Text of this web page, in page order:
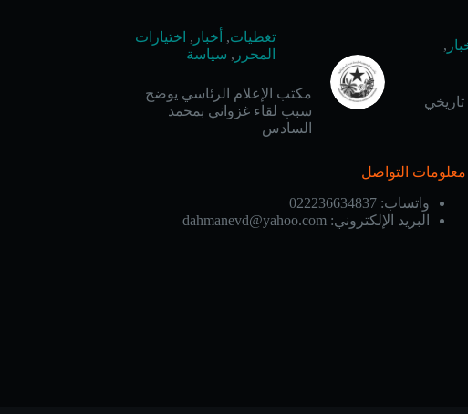
,
تغطيات, أخبار , اختيارات
المحرر , سياسة
مكتب الإعلام الرئاسي يوضح
سبب لقاء غزواني بمحمد
السادس
معلومات التواصل
واتساب:022236634837
البريد الإلكتروني:dahmanevd@yahoo.com